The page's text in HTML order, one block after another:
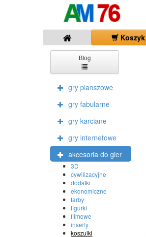
Koszyk
Blog
gry planszowe
gry fabularne
gry karciane
gry internetowe
akcesoria do gier
3D
cywilizacyjne
dodatki
ekonomiczne
farby
figurki
filmowe
inserty
koszulki